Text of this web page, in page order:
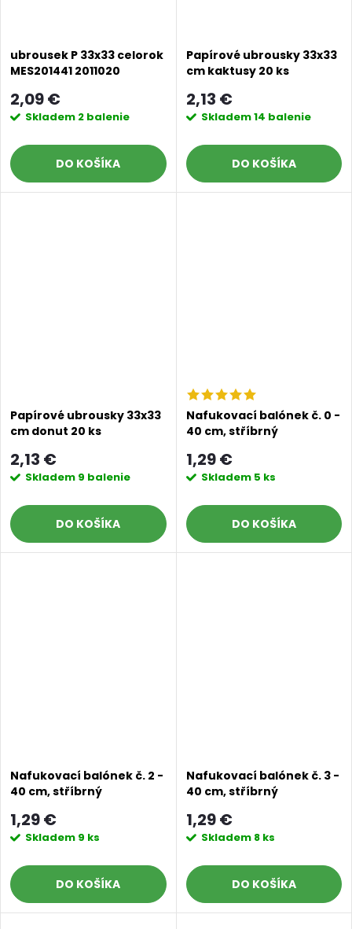
ubrousek P 33x33 celorok
MES201441 2011020
2,09 €
Skladem 2 balenie
DO KOŠÍKA
Papírové ubrousky 33x33
cm kaktusy 20 ks
2,13 €
Skladem14 balenie
DO KOŠÍKA
Papírové ubrousky 33x33
cm donut 20 ks
2,13 €
Skladem 9 balenie
DO KOŠÍKA
Nafukovací balónek č. 0 -
40 cm, stříbrný
1,29 €
Skladem 5 ks
DO KOŠÍKA
Nafukovací balónek č. 2 -
40 cm, stříbrný
1,29 €
Skladem 9 ks
DO KOŠÍKA
Nafukovací balónek č. 3 -
40 cm, stříbrný
1,29 €
Skladem 8 ks
DO KOŠÍKA